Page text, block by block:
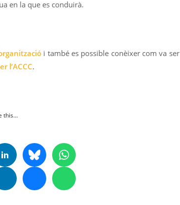
en la que es conduirà.
i també es possible conèixer com va ser
l’ACCC.
this…